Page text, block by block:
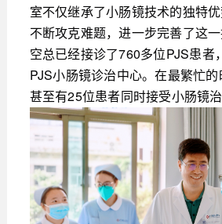
室不仅继承了小肠镜技术的独特
不断攻克难题，进一步完善了这一
空总已经接诊了760多位PJS患者
PJS小肠镜诊治中心。在最繁忙
甚至有25位患者同时接受小肠镜治